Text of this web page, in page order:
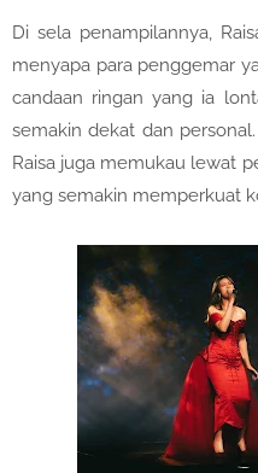
Di sela penampilannya,
menyapa para penggemar
candaan ringan yang ia
semakin dekat dan
Raisa juga memukau lewat
yang semakin memperkuat